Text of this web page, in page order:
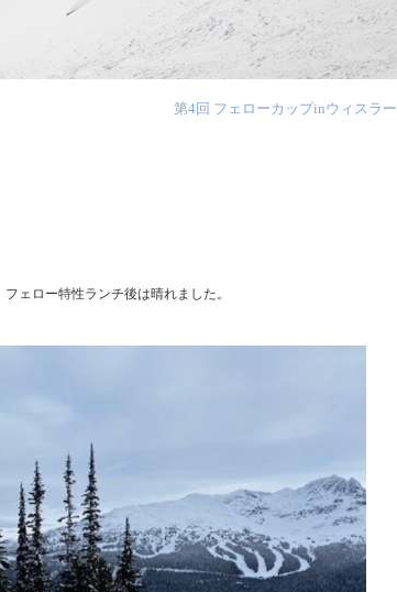
第4回 フェローカップinウィスラー
ェロー特性ランチ後は晴れました。